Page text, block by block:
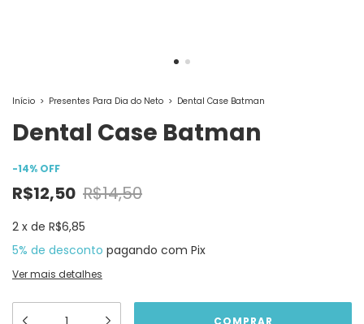
Início > Presentes Para Dia do Neto > Dental Case Batman
Dental Case Batman
-14% OFF
R$12,50 R$14,50
2 x de R$6,85
5% de desconto pagando com Pix
Ver mais detalhes